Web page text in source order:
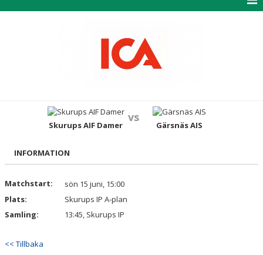
BILDGALLERI
KONTAKT
Skurups AIF Damer
vs
Gärsnäs AIS
INFORMATION
Matchstart:
sön 15 juni, 15:00
Plats:
Skurups IP A-plan
Samling:
13:45, Skurups IP
<< Tillbaka